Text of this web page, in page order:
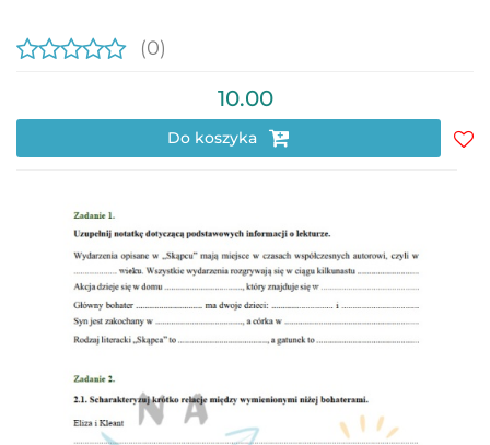
(0)
10.00
Do koszyka